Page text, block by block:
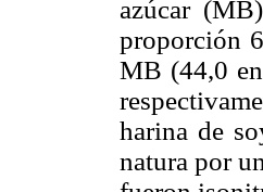
azúcar
proporción
MB (44,0
harina de
natura por